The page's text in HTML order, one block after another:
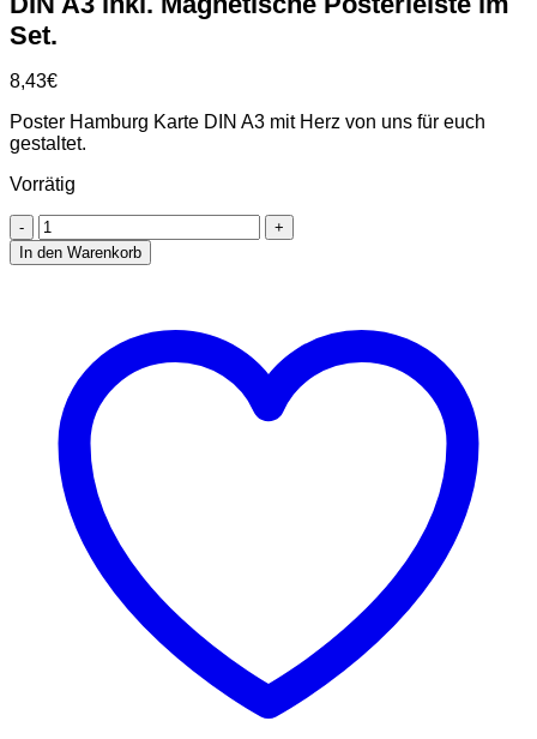
Set.
8,43€
Poster Hamburg Karte DIN A3 mit Herz von uns für euch
gestaltet.
Vorrätig
Stadtliebe®
|
Hamburg
Magnetische
Posterleiste
Set.
Menge
In den Warenkorb